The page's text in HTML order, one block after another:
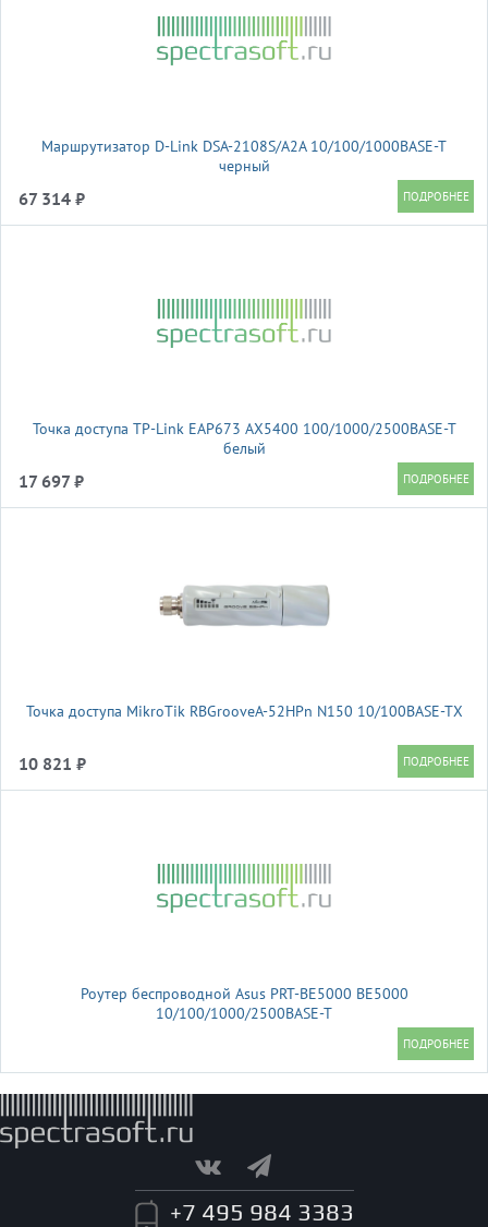
Маршрутизатор D-Link DSA-2108S/A2A 10/100/1000BASE-T
черный
67 314 ₽
Точка доступа TP-Link EAP673 AX5400 100/1000/2500BASE-T
белый
17 697 ₽
Точка доступа MikroTik RBGrooveA-52HPn N150 10/100BASE-TX
10 821 ₽
Роутер беспроводной Asus PRT-BE5000 BE5000
10/100/1000/2500BASE-T
+7 495 984 3383